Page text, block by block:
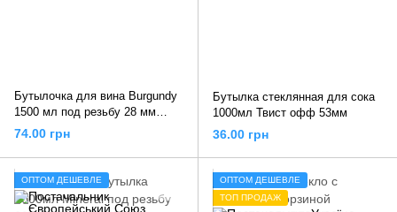
Бутылочка для вина Burgundy
1500 мл под резьбу 28 мм
прозрачная
74.00 грн
Бутылка стеклянная для сока
1000мл Твист офф 53мм
36.00 грн
ОПТОМ ДЕШЕВЛЕ
ОПТОМ ДЕШЕВЛЕ
ТОП ПРОДАЖ